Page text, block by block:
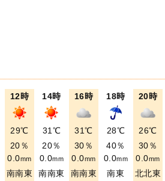
12時
29℃
20％
0.0mm
南南東
14時
31℃
20％
0.0mm
南南東
16時
31℃
30％
0.0mm
南南東
18時
28℃
40％
0.0mm
南東
20時
26℃
30％
0.0mm
北北東